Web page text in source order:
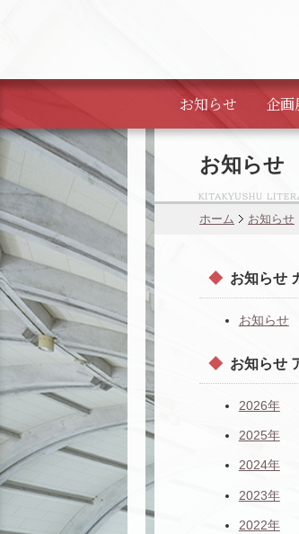
お知らせ 企画
お知らせ
ホーム お知らせ
お知らせ
お知らせ
お知らせ
2026年
2025年
2024年
2023年
2022年